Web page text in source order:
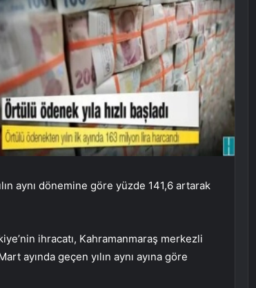
aynı dönemine göre yüzde 141,6 artarak
ihracatı, Kahramanmaraş merkezli
ayında geçen yılın aynı ayına göre